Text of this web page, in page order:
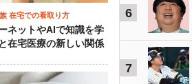
在宅での看取り方
ネットやAIで知識を学
在宅医療の新しい関係
6
7